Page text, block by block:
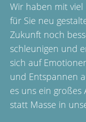
Wir haben mit
für Sie neu
Zukunft noch
schleunigen und
sich auf
und Entspannen
es uns ein großes
statt Masse in